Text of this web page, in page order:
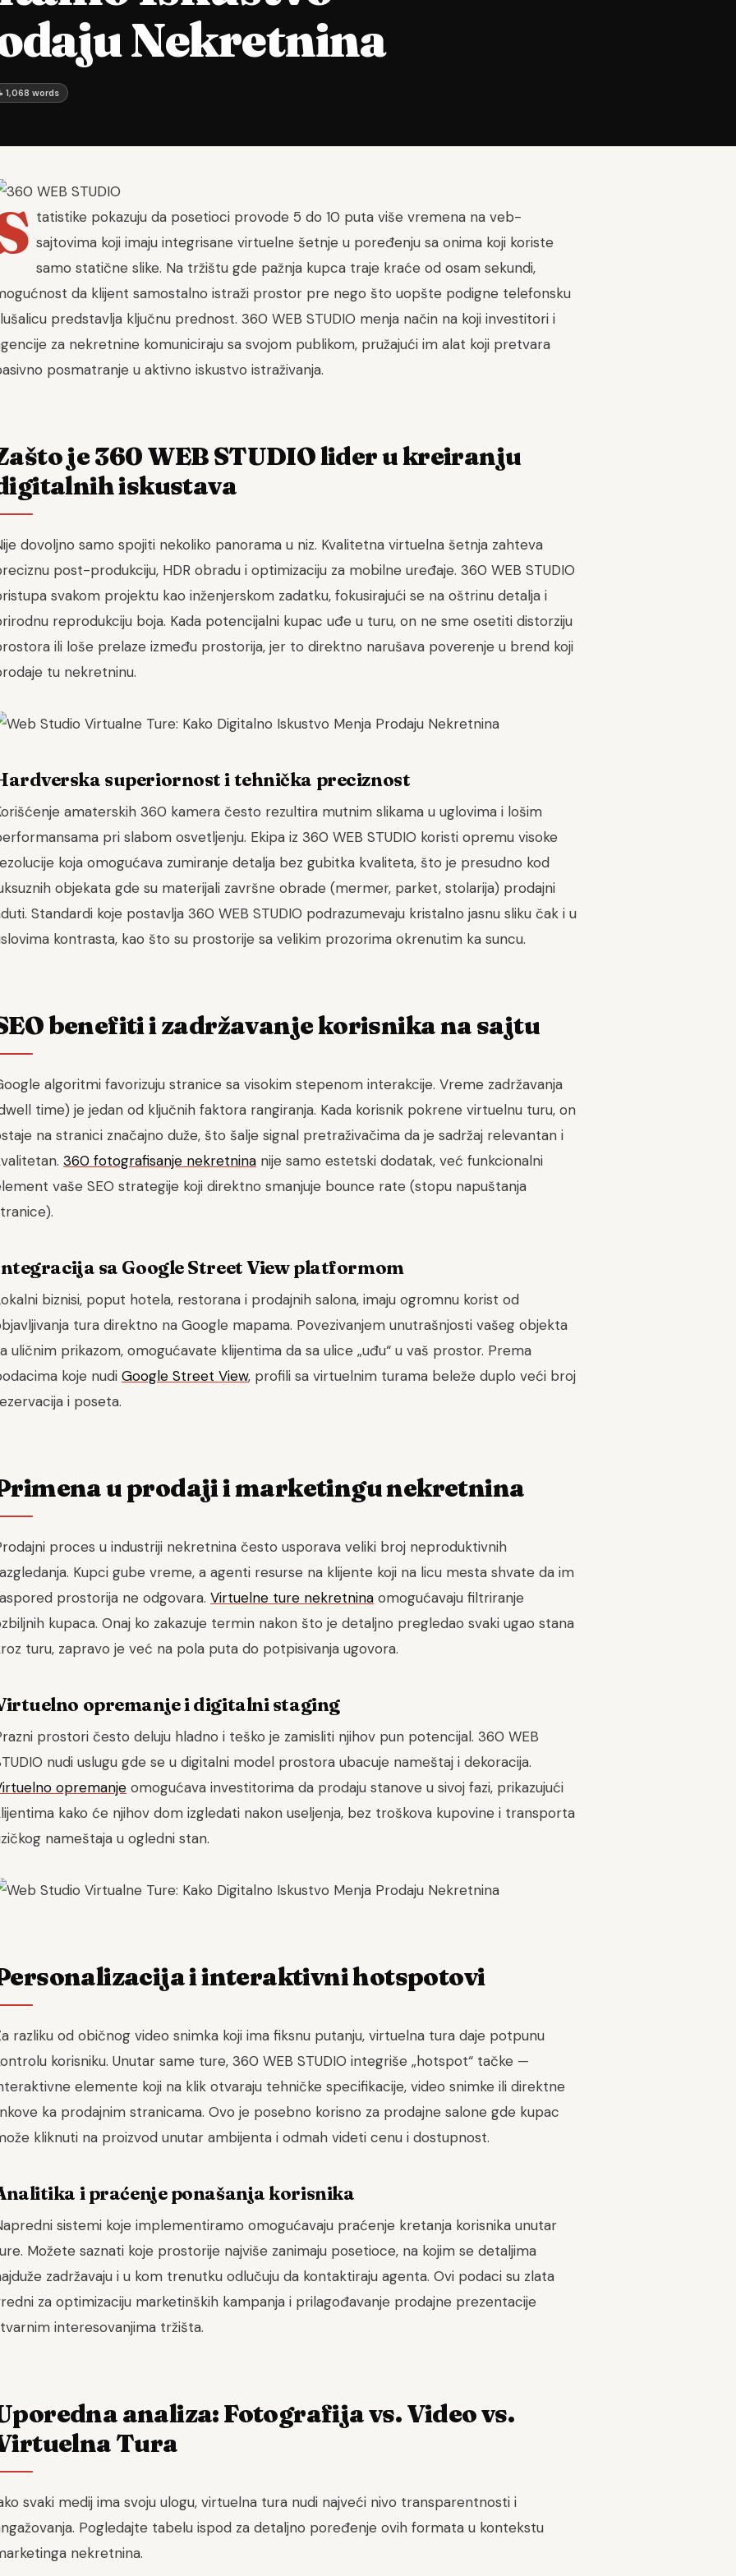
Nekretnina
1,068 words
tatistike pokazuju da posetioci provode 5 do 10 puta više vremena na veb-
sajtovima koji imaju integrisane virtuelne šetnje u poređenju sa onima koji koriste
samo statične slike. Na tržištu gde pažnja kupca traje kraće od osam sekundi,
da klijent samostalno istraži prostor pre nego što uopšte podigne telefonsku
predstavlja ključnu prednost. 360 WEB STUDIO menja način na koji investitori i
za nekretnine komuniciraju sa svojom publikom, pružajući im alat koji pretvara
posmatranje u aktivno iskustvo istraživanja.
je 360 WEB STUDIO lider u kreiranju
iskustava
dovoljno samo spojiti nekoliko panorama u niz. Kvalitetna virtuelna šetnja zahteva
post-produkciju, HDR obradu i optimizaciju za mobilne uređaje. 360 WEB STUDIO
svakom projektu kao inženjerskom zadatku, fokusirajući se na oštrinu detalja i
reprodukciju boja. Kada potencijalni kupac uđe u turu, on ne sme osetiti distorziju
ili loše prelaze između prostorija, jer to direktno narušava poverenje u brend koji
tu nekretninu.
superiornost i tehnička preciznost
amaterskih 360 kamera često rezultira mutnim slikama u uglovima i lošim
pri slabom osvetljenju. Ekipa iz 360 WEB STUDIO koristi opremu visoke
koja omogućava zumiranje detalja bez gubitka kvaliteta, što je presudno kod
objekata gde su materijali završne obrade (mermer, parket, stolarija) prodajni
Standardi koje postavlja 360 WEB STUDIO podrazumevaju kristalno jasnu sliku čak i u
kontrasta, kao što su prostorije sa velikim prozorima okrenutim ka suncu.
benefiti i zadržavanje korisnika na sajtu
algoritmi favorizuju stranice sa visokim stepenom interakcije. Vreme zadržavanja
time) je jedan od ključnih faktora rangiranja. Kada korisnik pokrene virtuelnu turu, on
na stranici značajno duže, što šalje signal pretraživačima da je sadržaj relevantan i
360 fotografisanje nekretnina nije samo estetski dodatak, već funkcionalni
vaše SEO strategije koji direktno smanjuje bounce rate (stopu napuštanja
sa Google Street View platformom
biznisi, poput hotela, restorana i prodajnih salona, imaju ogromnu korist od
tura direktno na Google mapama. Povezivanjem unutrašnjosti vašeg objekta
uličnim prikazom, omogućavate klijentima da sa ulice „uđu“ u vaš prostor. Prema
koje nudi Google Street View, profili sa virtuelnim turama beleže duplo veći broj
i poseta.
u prodaji i marketingu nekretnina
proces u industriji nekretnina često usporava veliki broj neproduktivnih
Kupci gube vreme, a agenti resurse na klijente koji na licu mesta shvate da im
prostorija ne odgovara. Virtuelne ture nekretnina omogućavaju filtriranje
kupaca. Onaj ko zakazuje termin nakon što je detaljno pregledao svaki ugao stana
turu, zapravo je već na pola puta do potpisivanja ugovora.
opremanje i digitalni staging
prostori često deluju hladno i teško je zamisliti njihov pun potencijal. 360 WEB
nudi uslugu gde se u digitalni model prostora ubacuje nameštaj i dekoracija.
opremanje omogućava investitorima da prodaju stanove u sivoj fazi, prikazujući
kako će njihov dom izgledati nakon useljenja, bez troškova kupovine i transporta
nameštaja u ogledni stan.
i interaktivni hotspotovi
razliku od običnog video snimka koji ima fiksnu putanju, virtuelna tura daje potpunu
korisniku. Unutar same ture, 360 WEB STUDIO integriše „hotspot“ tačke —
elemente koji na klik otvaraju tehničke specifikacije, video snimke ili direktne
ka prodajnim stranicama. Ovo je posebno korisno za prodajne salone gde kupac
kliknuti na proizvod unutar ambijenta i odmah videti cenu i dostupnost.
i praćenje ponašanja korisnika
sistemi koje implementiramo omogućavaju praćenje kretanja korisnika unutar
Možete saznati koje prostorije najviše zanimaju posetioce, na kojim se detaljima
zadržavaju i u kom trenutku odlučuju da kontaktiraju agenta. Ovi podaci su zlata
za optimizaciju marketinških kampanja i prilagođavanje prodajne prezentacije
interesovanjima tržišta.
analiza: Fotografija vs. Video vs.
Tura
svaki medij ima svoju ulogu, virtuelna tura nudi najveći nivo transparentnosti i
Pogledajte tabelu ispod za detaljno poređenje ovih formata u kontekstu
nekretnina.